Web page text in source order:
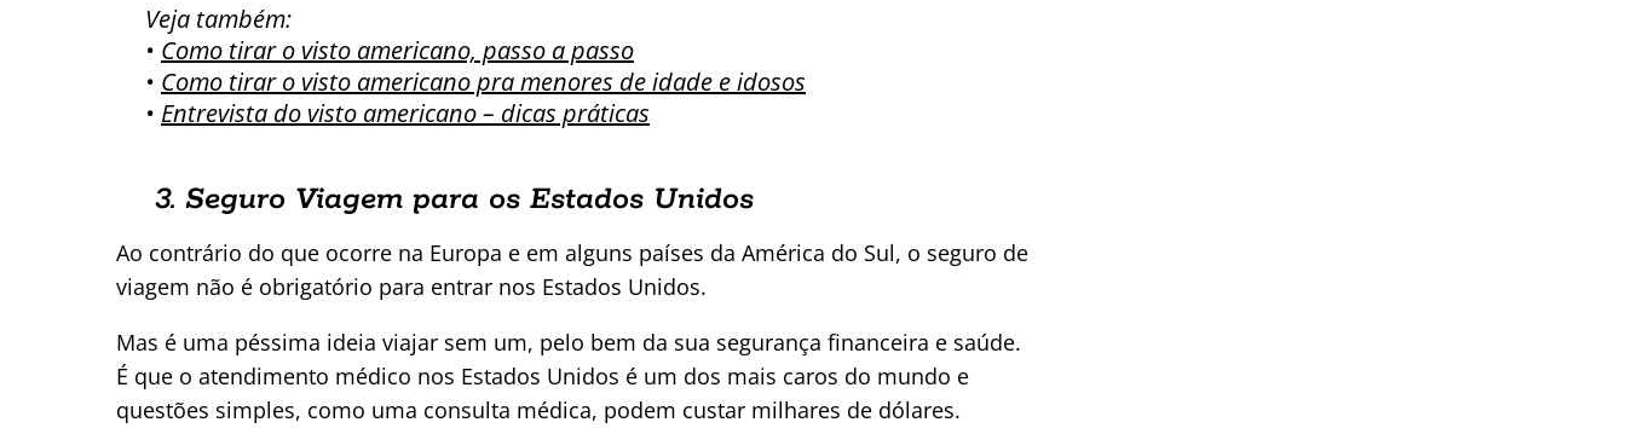
Veja também:
• Como tirar o visto americano, passo a passo
• Como tirar o visto americano pra menores de idade e idosos
• Entrevista do visto americano – dicas práticas
3. Seguro Viagem para os Estados Unidos
Ao contrário do que ocorre na Europa e em alguns países da América do Sul, o seguro de
viagem não é obrigatório para entrar nos Estados Unidos.
Mas é uma péssima ideia viajar sem um, pelo bem da sua segurança financeira e saúde.
É que o atendimento médico nos Estados Unidos é um dos mais caros do mundo e
questões simples, como uma consulta médica, podem custar milhares de dólares.